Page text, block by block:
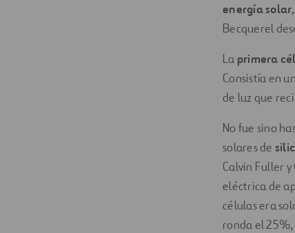
energía solar
Becquerel
La primera
Consistía en
de luz que
No fue sino
solares de
Calvin Fuller
eléctrica de
células era
ronda el